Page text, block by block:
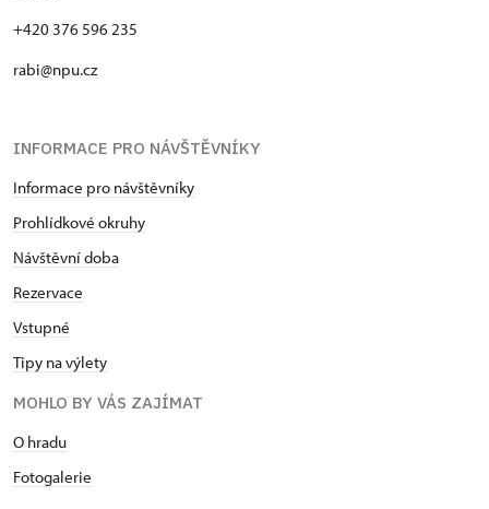
+420 376 596 235
rabi@npu.cz
INFORMACE PRO NÁVŠTĚVNÍKY
Informace pro návštěvníky
Prohlídkové okruhy
Návštěvní doba
Rezervace
Vstupné
Tipy na výlety
MOHLO BY VÁS ZAJÍMAT
O hradu
Fotogalerie